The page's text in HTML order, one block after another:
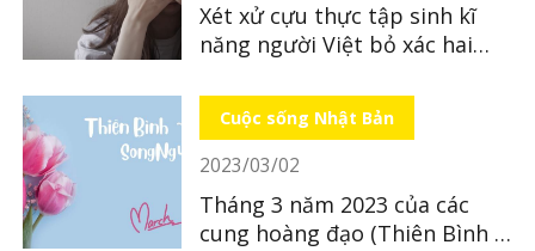
Xét xử cựu thực tập sinh kĩ
năng người Việt bỏ xác hai
Cuộc sống Nhật Bản
2023/03/02
Tháng 3 năm 2023 của các
cung hoàng đạo (Thiên Bình ~